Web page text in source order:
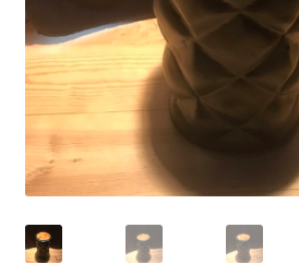
Panier
Politique de confidentialité
Politique en matière de
Validation de la commande